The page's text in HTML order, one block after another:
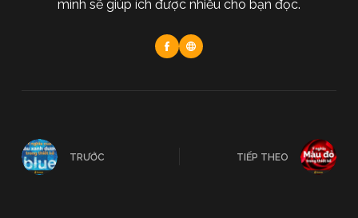
mình sẽ giúp ích được nhiều cho bạn đọc.
TRƯỚC TIẾP THEO